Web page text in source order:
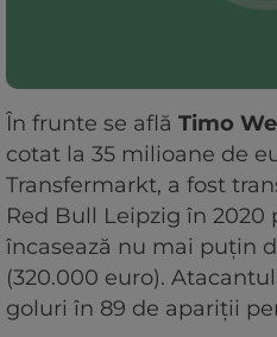
În frunte se află Timo
cotat la 35 milioane de
Transfermarkt, a fost
Red Bull Leipzig în 2020
încasează nu mai puțin
(320.000 euro).
goluri în 89 de apariții